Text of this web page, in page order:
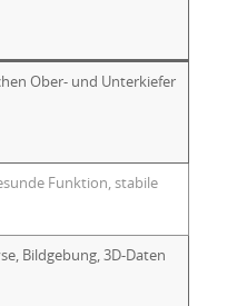
Ober- und Unterkiefer
Funktion, stabile
Bildgebung, 3D-Daten